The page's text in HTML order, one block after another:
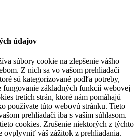
údajov
súbory cookie na zlepšenie vášho
Z nich sa vo vašom prehliadači
sú kategorizované podľa potreby,
fungovanie základných funkcií webovej
tretích strán, ktoré nám pomáhajú
používate túto webovú stránku. Tieto
prehliadači iba s vaším súhlasom.
cookies. Zrušenie niektorých z týchto
ovplyvniť váš zážitok z prehliadania.